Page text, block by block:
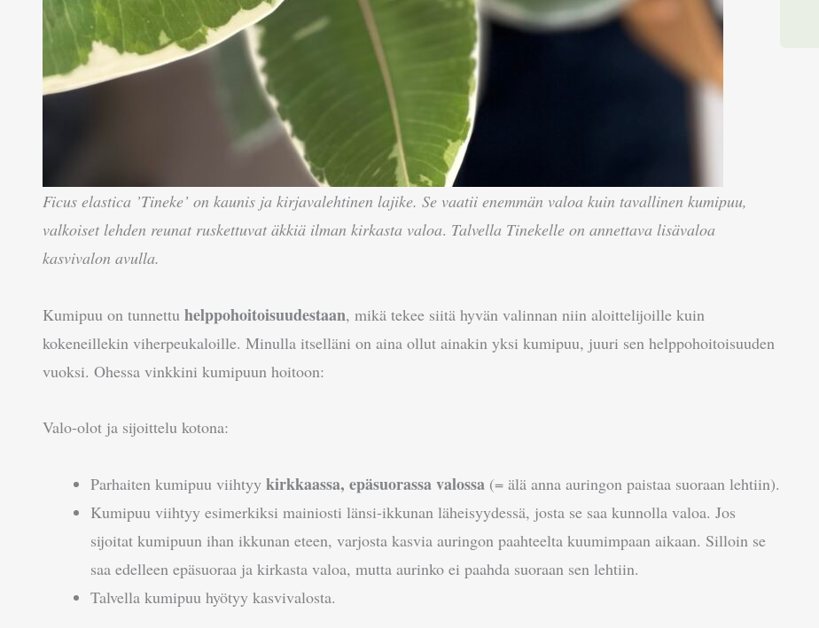
Ficus elastica ’Tineke’ on kaunis ja kirjavalehtinen lajike. Se vaatii enemmän valoa kuin tavallinen kumipuu,
valkoiset lehden reunat ruskettuvat äkkiä ilman kirkasta valoa. Talvella Tinekelle on annettava lisävaloa
kasvivalon avulla.
Kumipuu on tunnettu helppohoitoisuudestaan, mikä tekee siitä hyvän valinnan niin aloittelijoille kuin
kokeneillekin viherpeukaloille. Minulla itselläni on aina ollut ainakin yksi kumipuu, juuri sen helppohoitoisuuden
vuoksi. Ohessa vinkkini kumipuun hoitoon:
Valo-olot ja sijoittelu kotona:
Parhaiten kumipuu viihtyy kirkkaassa, epäsuorassa valossa (= älä anna auringon paistaa suoraan lehtiin).
Kumipuu viihtyy esimerkiksi mainiosti länsi-ikkunan läheisyydessä, josta se saa kunnolla valoa. Jos
sijoitat kumipuun ihan ikkunan eteen, varjosta kasvia auringon paahteelta kuumimpaan aikaan. Silloin se
saa edelleen epäsuoraa ja kirkasta valoa, mutta aurinko ei paahda suoraan sen lehtiin.
Talvella kumipuu hyötyy kasvivalosta.